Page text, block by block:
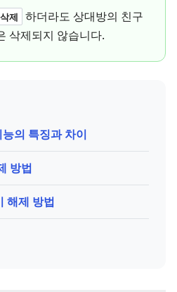
삭제
하더라도 상대방의 친구
삭제되지 않습니다.
의 특징과 차이
방법
해제 방법